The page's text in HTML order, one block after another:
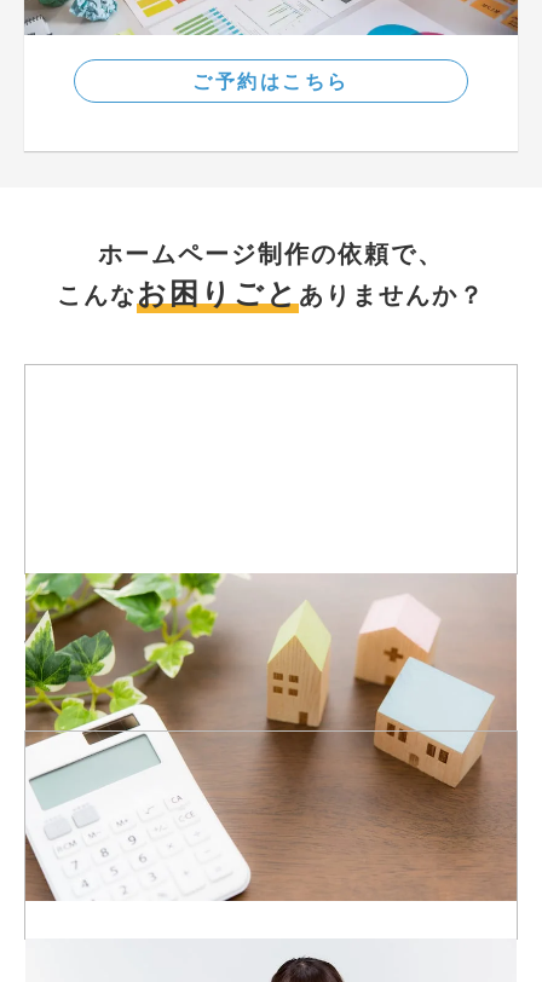
ご予約はこちら
ホームページ制作の依頼で、
こんなお困りごと ありませんか？
ホームページの相場が分からない
制作を依頼したいが、どれくらいの金額がかかるのか分からな
い。 発注する前に相場の情報を知っておきたい。
どうやって